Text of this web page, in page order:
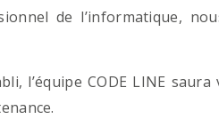
de l’informatique,
l’équipe CODE LINE